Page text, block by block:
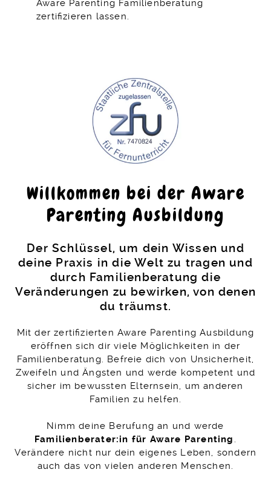
Aware Parenting Familienberatung
zertifizieren lassen.
Willkommen bei der Aware
Parenting Ausbildung
Der Schlüssel, um dein Wissen und
deine Praxis in die Welt zu tragen und
durch Familienberatung die
Veränderungen zu bewirken, von denen
du träumst.
Mit der zertifizierten Aware Parenting Ausbildung
eröffnen sich dir viele Möglichkeiten in der
Familienberatung. Befreie dich von Unsicherheit,
Zweifeln und Ängsten und werde kompetent und
sicher im bewussten Elternsein, um anderen
Familien zu helfen.
Nimm deine Berufung an und werde
Familienberater:in für Aware Parenting .
Verändere nicht nur dein eigenes Leben, sondern
auch das von vielen anderen Menschen.